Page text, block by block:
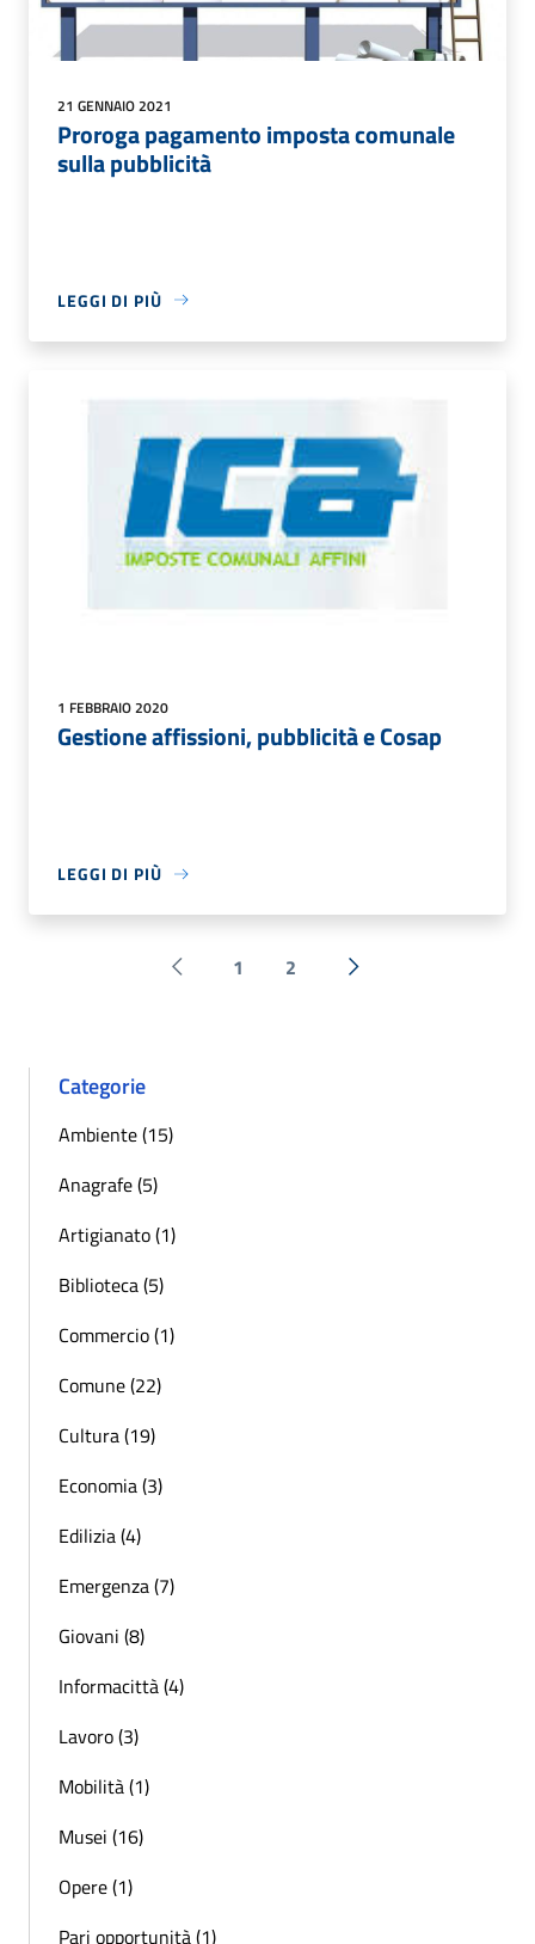
21 GENNAIO 2021
Proroga pagamento imposta comunale
sulla pubblicità
LEGGI DI PIÙ
1 FEBBRAIO 2020
Gestione affissioni, pubblicità e Cosap
LEGGI DI PIÙ
Pagina precedente
1 2 Successiva »
Categorie
Ambiente (15)
Anagrafe (5)
Artigianato (1)
Biblioteca (5)
Commercio (1)
Comune (22)
Cultura (19)
Economia (3)
Edilizia (4)
Emergenza (7)
Giovani (8)
Informacittà (4)
Lavoro (3)
Mobilità (1)
Musei (16)
Opere (1)
Pari opportunità (1)